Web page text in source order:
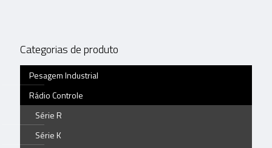
Categorias de produto
Pesagem Industrial
Rádio Controle
Série R
Série K